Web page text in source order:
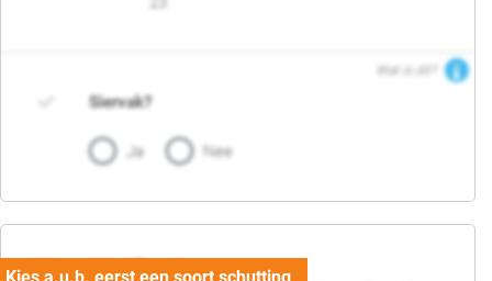
Wat is dit?
Siervak?
Ja Nee
04. Afmetingen